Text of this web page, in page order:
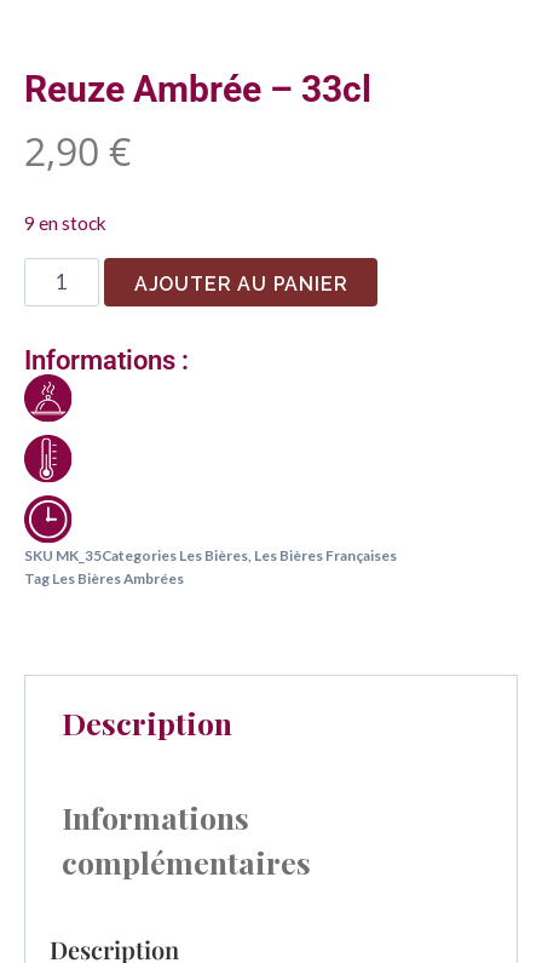
Reuze Ambrée – 33cl
2,90 €
9 en stock
AJOUTER AU PANIER
Informations :
SKU MK_35Categories Les Bières Les Bières Françaises
Tag Les Bières Ambrées
Description
Informations
complémentaires
Description